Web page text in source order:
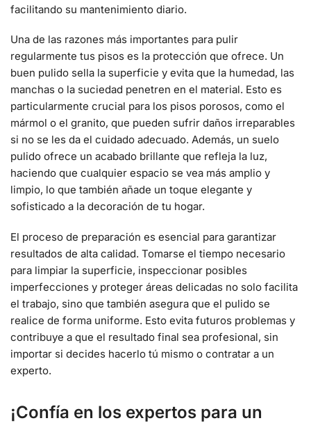
facilitando su mantenimiento diario.
Una de las razones más importantes para pulir
regularmente tus pisos es la protección que ofrece. Un
buen pulido sella la superficie y evita que la humedad, las
manchas o la suciedad penetren en el material. Esto es
particularmente crucial para los pisos porosos, como el
mármol o el granito, que pueden sufrir daños irreparables
si no se les da el cuidado adecuado. Además, un suelo
pulido ofrece un acabado brillante que refleja la luz,
haciendo que cualquier espacio se vea más amplio y
limpio, lo que también añade un toque elegante y
sofisticado a la decoración de tu hogar.
El proceso de preparación es esencial para garantizar
resultados de alta calidad. Tomarse el tiempo necesario
para limpiar la superficie, inspeccionar posibles
imperfecciones y proteger áreas delicadas no solo facilita
el trabajo, sino que también asegura que el pulido se
realice de forma uniforme. Esto evita futuros problemas y
contribuye a que el resultado final sea profesional, sin
importar si decides hacerlo tú mismo o contratar a un
experto.
¡Confía en los expertos para un